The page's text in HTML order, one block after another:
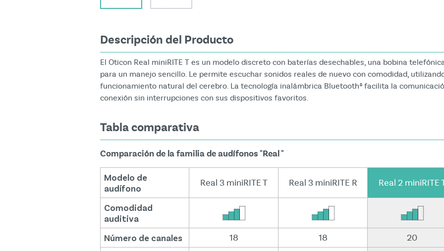
Descripción del Producto
El Oticon Real miniRITE T es un modelo discreto con baterías desechables, una bobina
para un manejo sencillo. Le permite escuchar sonidos reales de nuevo con comodidad,
funcionamiento natural del cerebro. La tecnología inalámbrica Bluetooth® facilita la
conexión sin interrupciones con sus dispositivos favoritos.
Tabla comparativa
Comparación de la familia de audífonos "Real "
Modelo de
audífono
Real 3 miniRITE T Real 3 miniRITE R Real 2 miniRITE
Comodidad
auditiva
Número de canales
18 18 20